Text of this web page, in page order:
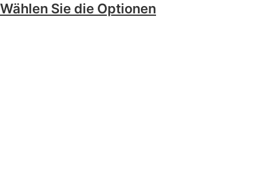
Wählen Sie die Optionen